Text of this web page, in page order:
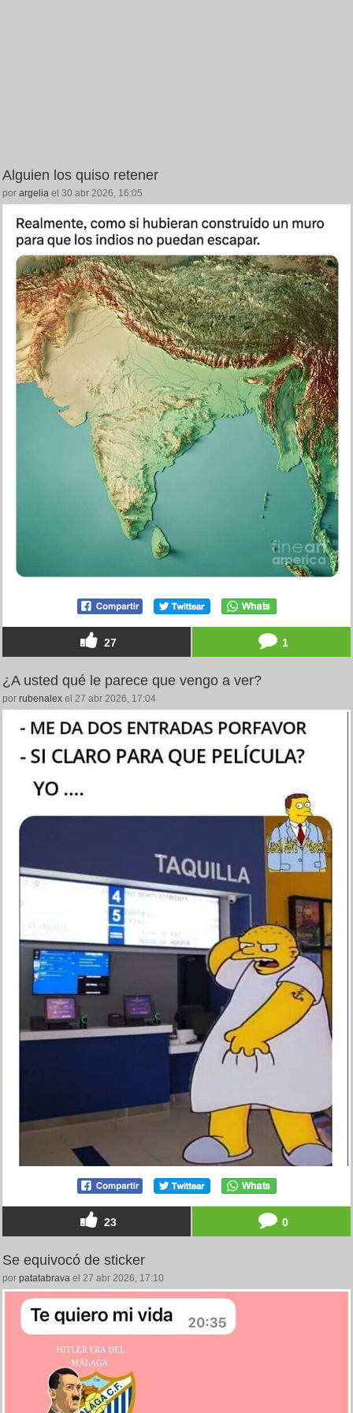
Alguien los quiso retener
por argelia el 30 abr 2026, 16:05
27 1
¿A usted qué le parece que vengo a ver?
por rubenalex el 27 abr 2026, 17:04
23 0
Se equivocó de sticker
por patatabrava el 27 abr 2026, 17:10